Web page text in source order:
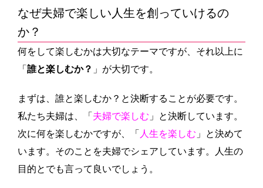
なぜ夫婦で楽しい人生を創っていけるの
か？
何をして楽しむかは大切なテーマですが、それ以上に
「 誰と楽しむか？ 」が大切です。
まずは、誰と楽しむか？と決断することが必要です。
私たち夫婦は、「 夫婦で楽しむ 」と決断しています。
次に何を楽しむかですが、「 人生を楽しむ 」と決めて
います。そのことを夫婦でシェアしています。人生の
目的とでも言って良いでしょう。